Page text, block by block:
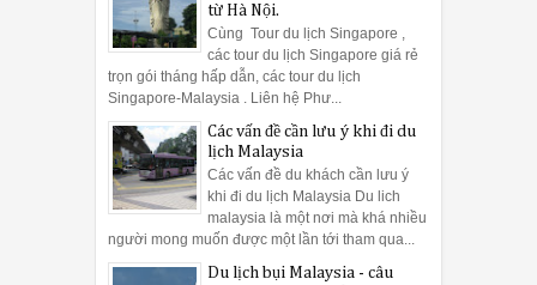
từ Hà Nội.
Cùng Tour du lịch Singapore ,
các tour du lịch Singapore giá rẻ
trọn gói tháng hấp dẫn, các tour du lịch
Singapore-Malaysia . Liên hệ Phư...
Các vấn đề cần lưu ý khi đi du
lịch Malaysia
Các vấn đề du khách cần lưu ý
khi đi du lịch Malaysia Du lich
malaysia là một nơi mà khá nhiều
người mong muốn được một lần tới tham qua...
Du lịch bụi Malaysia - câu